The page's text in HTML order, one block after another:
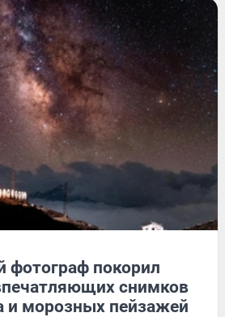
фотограф покорил
снимков
и морозных пейзажей